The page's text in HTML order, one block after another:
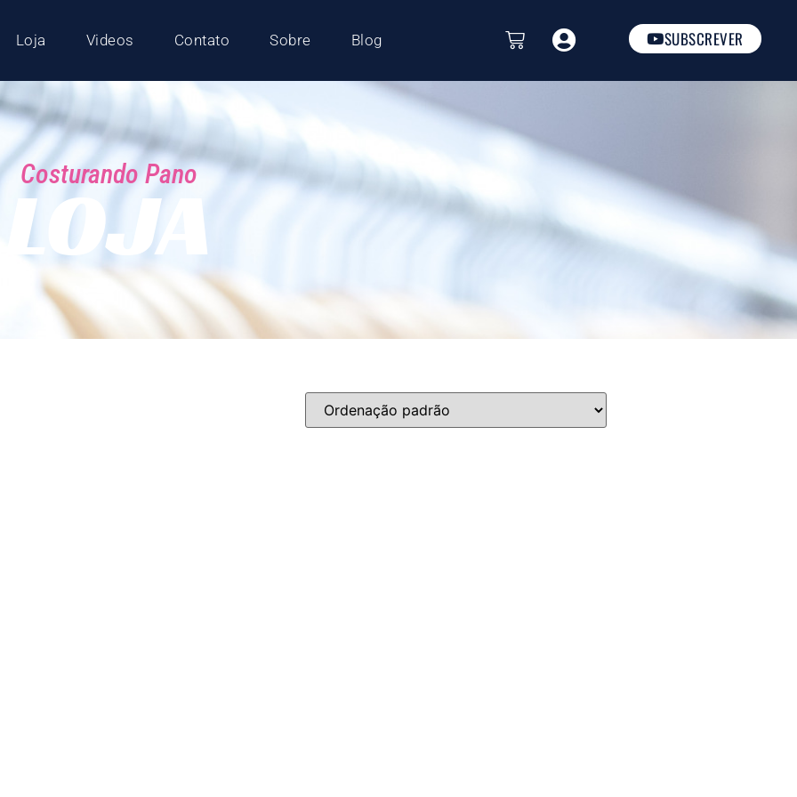
Loja Videos Contato Sobre Blog SUBSCREVER
Costurando Pano
LOJA